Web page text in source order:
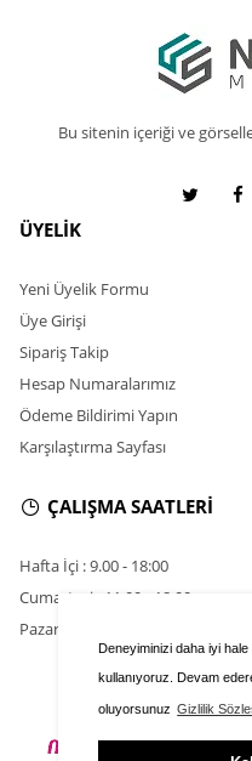
Deneyiminizi daha iyi
kullanıyoruz. Devam
oluyorsunuz Gizlilik
Bu sitenin içeriği ve
ÜYELİK
Yeni Üyelik Formu
Üye Girişi
Sipariş Takip
Hesap Numaralarımız
Ödeme Bildirimi Yapın
Karşılaştırma Sayfası
ÇALIŞMA SAATLERİ
Hafta İçi : 9.00 - 18:00
Cumartesi : 11.00 - 18:00
Pazar : Kapalı